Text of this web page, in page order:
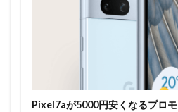
Pixel7aが5000円安くなるプロ